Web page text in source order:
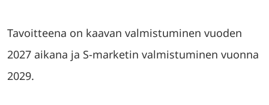
Tavoitteena on kaavan valmistuminen vuoden
2027 aikana ja S-marketin valmistuminen vuonna
2029.